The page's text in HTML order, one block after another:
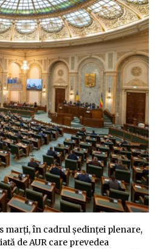
marți, în cadrul ședinței plenare,
de AUR care prevedea